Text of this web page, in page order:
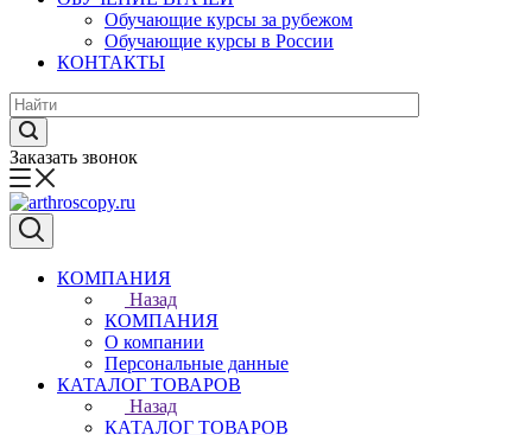
Обучающие курсы за рубежом
Обучающие курсы в России
КОНТАКТЫ
Заказать звонок
КОМПАНИЯ
Назад
КОМПАНИЯ
О компании
Персональные данные
КАТАЛОГ ТОВАРОВ
Назад
КАТАЛОГ ТОВАРОВ